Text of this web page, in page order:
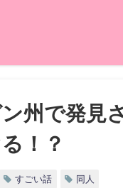
ン州で発見
！？
すごい話 同人